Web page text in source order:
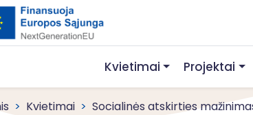
Kvietimai Projektai
Kvietimai Socialinės atskirties